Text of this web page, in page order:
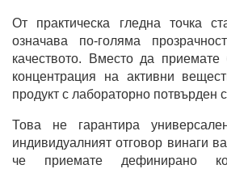
От практическа гледна точка
означава по-голяма
качеството. Вместо да приемате
концентрация на активни
продукт с лабораторно потвърден
Това не гарантира
индивидуалният отговор винаги
че приемате дефинирано